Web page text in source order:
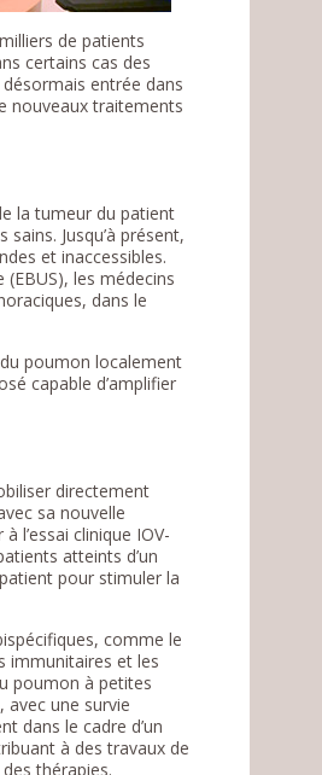
de patients
certains cas des
entrée dans
nouveaux traitements
la tumeur du patient
Jusqu’à présent,
et inaccessibles.
(EBUS), les médecins
dans le
poumon localement
capable d’amplifier
directement
sa nouvelle
l’essai clinique IOV-
atteints d’un
pour stimuler la
comme le
immunitaires et les
poumon à petites
une survie
dans le cadre d’un
à des travaux de
thérapies.